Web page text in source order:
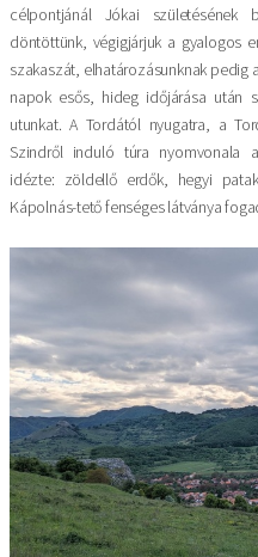
célpontjánál Jókai
döntöttünk, végigjárjuk a gyalogos
szakaszát, elhatározásunknak pedig
napok esős, hideg időjárása után
utunkat. A Tordától nyugatra, a
Szindről induló túra nyomvonala
idézte: zöldellő erdők, hegyi
Kápolnás-tető fenséges látványa